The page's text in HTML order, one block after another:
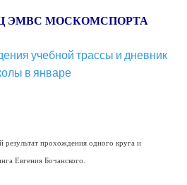
ЭМВС МОСКОМСПОРТА
прохождения одного круга и
Евгения Бочанского.